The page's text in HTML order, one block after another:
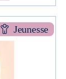
Jeunesse